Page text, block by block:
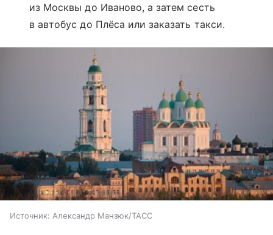
из Москвы до Иваново, а затем сесть
в автобус до Плёса или заказать такси.
Источник: Александр Манзюк/ТАСС